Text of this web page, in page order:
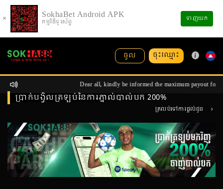
× SokhaBet Android APK
កម្មវិធីទូរស័ព្ទ ទាញយក
ចូល ចុះឈ្មោះ
Dear all, kindly be informed the maximum payout for
ប្រាក់បង្វិលត្រឡប់នៃការភ្នាល់បាល់បក 200%
ត្រលប់ទៅការផ្តល់ជូន